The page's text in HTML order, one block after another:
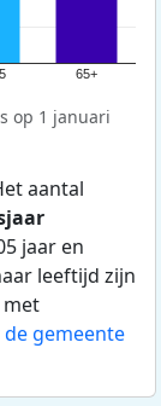
65+
op 1 januari
aantal
jaar en
leeftijd zijn
gemeente